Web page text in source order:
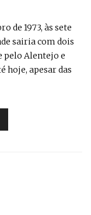
de 1973, às sete
sairia com dois
pelo Alentejo e
hoje, apesar das